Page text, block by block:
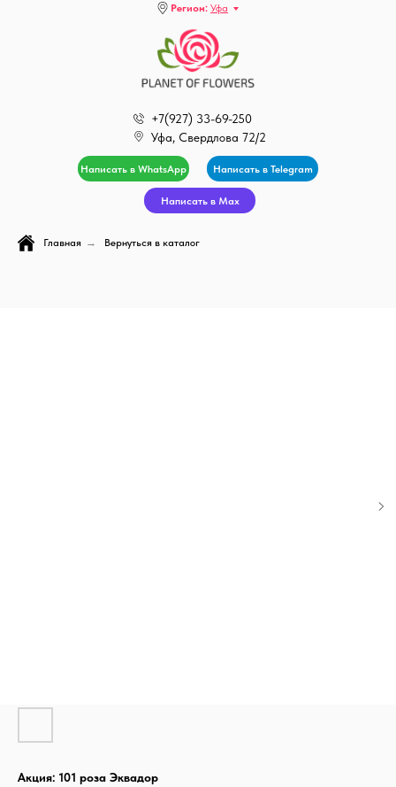
Написать в WhatsApp Написать в Telegram
Написать в Max
+7(927) 33-69-250
Уфа, Свердлова 72/2
Регион: Уфа
Главная → Вернуться в каталог
Акция: 101 роза Эквадор